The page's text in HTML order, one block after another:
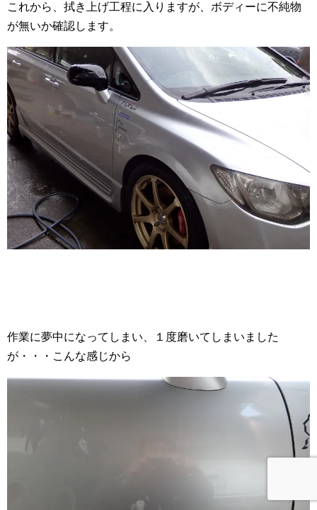
これから、拭き上げ工程に入りますが、ボディーに不純物
が無いか確認します。
作業に夢中になってしまい、１度磨いてしまいました
が・・・こんな感じから